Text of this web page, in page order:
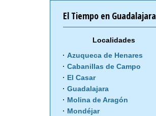
El Tiempo en Guadalajara
Localidades
Azuqueca de Henares
Cabanillas de Campo
El Casar
Guadalajara
Molina de Aragón
Mondéjar